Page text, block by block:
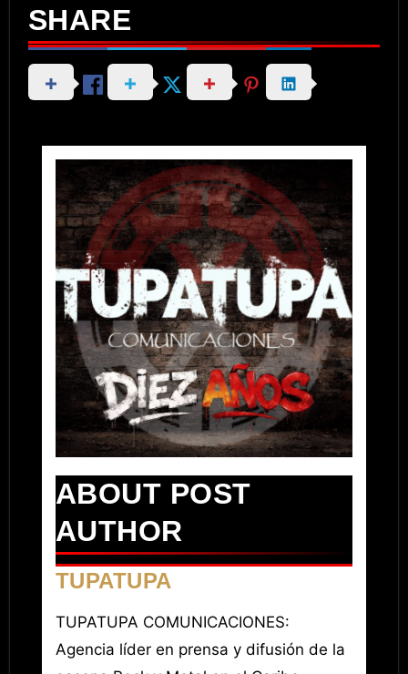
SHARE
ABOUT POST
AUTHOR
TUPATUPA
TUPATUPA COMUNICACIONES:
Agencia líder en prensa y difusión de la